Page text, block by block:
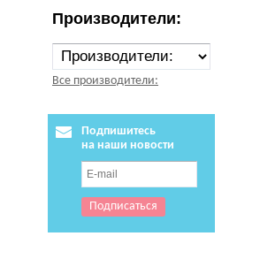
Производители:
Все производители:
Подпишитесь
на наши новости